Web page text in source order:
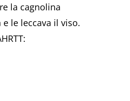
la cagnolina
le leccava il viso.